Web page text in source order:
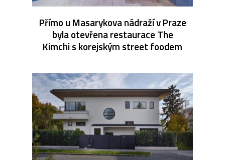
Přímo u Masarykova nádraží v Praze
byla otevřena restaurace The
Kimchi s korejským street foodem